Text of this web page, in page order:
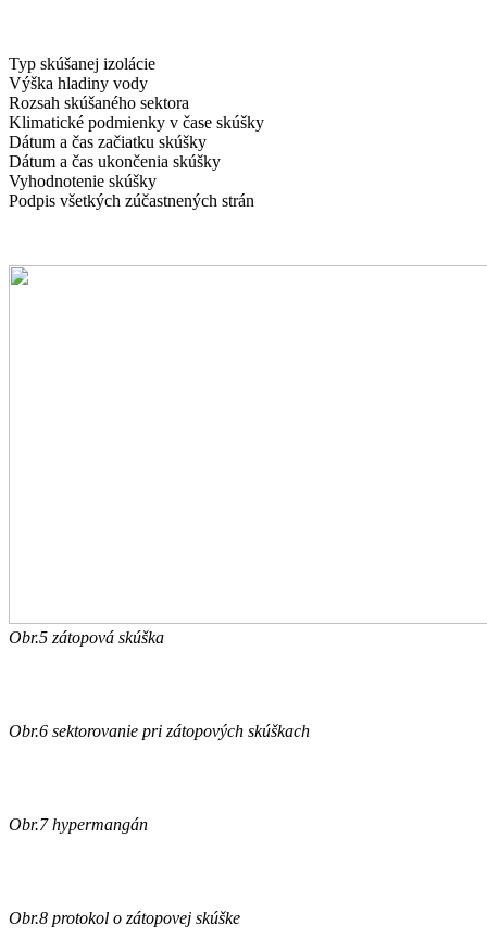
Typ skúšanej izolácie
Výška hladiny vody
Rozsah skúšaného sektora
Klimatické podmienky v čase skúšky
Dátum a čas začiatku skúšky
Dátum a čas ukončenia skúšky
Vyhodnotenie skúšky
Podpis všetkých zúčastnených strán
Obr.5 zátopová skúška
Obr.6 sektorovanie pri zátopových skúškach
Obr.7 hypermangán
Obr.8 protokol o zátopovej skúške